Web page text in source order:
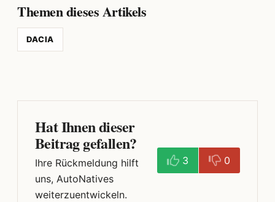
Themen dieses Artikels
DACIA
Hat Ihnen dieser
Beitrag gefallen?
Ihre Rückmeldung hilft
uns, AutoNatives
weiterzuentwickeln.
3 0